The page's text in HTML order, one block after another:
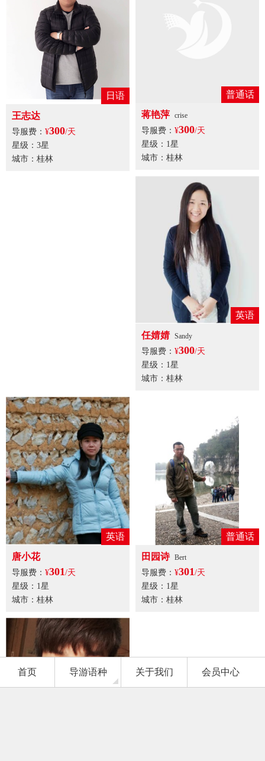
日语
王志达
导服费： ¥300/天
星级：3星
城市：桂林
普通话
蒋艳萍 crise
导服费： ¥300/天
星级：1星
城市：桂林
英语
唐小花
导服费： ¥301/天
星级：1星
城市：桂林
普通话
田园诗
导服费： ¥301/天
星级：1星
城市：桂林
普通话
马文韬
导服费： ¥307/天
星级：1星
城市：桂林
上一页
首页 导游语种 关于我们 会员中心